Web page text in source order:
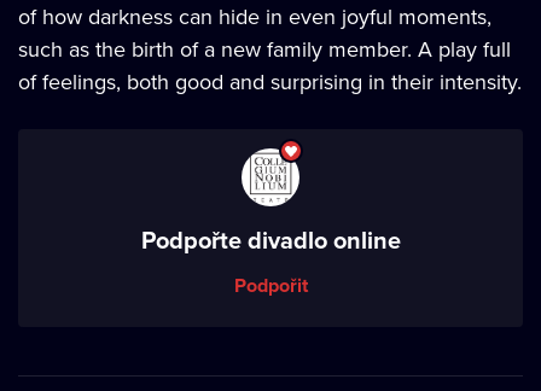
of how darkness can hide in even joyful moments,
such as the birth of a new family member. A play full
of feelings, both good and surprising in their intensity.
Podpořte divadlo online
Podpořit